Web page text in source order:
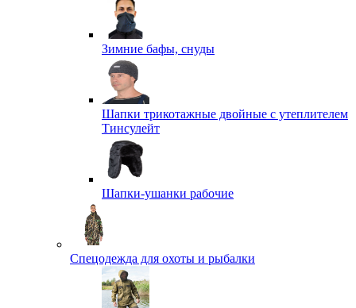
Зимние бафы, снуды
Шапки трикотажные двойные с утеплителем
Тинсулейт
Шапки-ушанки рабочие
Спецодежда для охоты и рыбалки